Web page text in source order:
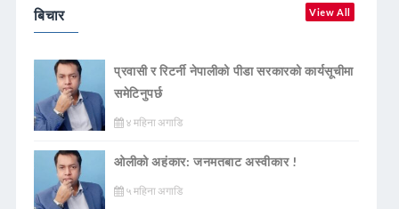
बिचार View All
प्रवासी र रिटर्नी नेपालीको पीडा सरकारको कार्यसूचीमा
समेटिनुपर्छ
४ महिना अगाडि
ओलीको अहंकार: जनमतबाट अस्वीकार !
५ महिना अगाडि